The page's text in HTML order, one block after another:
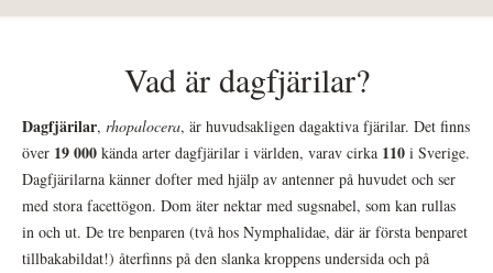
Vad är dagfjärilar?
Dagfjärilar, rhopalocera, är huvudsakligen dagaktiva fjärilar. Det finns
över 19 000 kända arter dagfjärilar i världen, varav cirka 110 i Sverige.
Dagfjärilarna känner dofter med hjälp av antenner på huvudet och ser
med stora facettögon. Dom äter nektar med sugsnabel, som kan rullas
in och ut. De tre benparen (två hos Nymphalidae, där är första benparet
tillbakabildat!) återfinns på den slanka kroppens undersida och på